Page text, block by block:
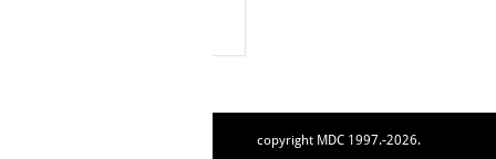
copyright MDC 1997.-2026.